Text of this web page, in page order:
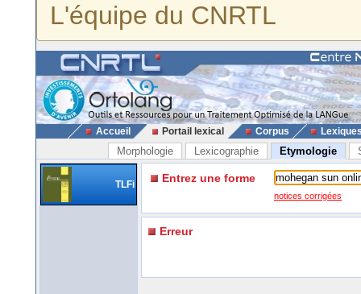
L'équipe du CNRTL
Accueil Portail lexical Corpus
Morphologie Lexicographie Etymologie
TLFi Entrez une forme
notices corrigées
Erreur